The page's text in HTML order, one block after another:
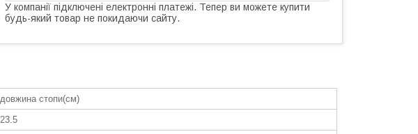
У компанії підключені електронні платежі. Тепер ви можете купити
будь-який товар не покидаючи сайту.
довжина стопи(см)
23.5